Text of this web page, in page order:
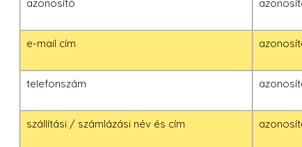
azonosító
e-mail cím
telefonszám
szállítási / számlázási név és cím